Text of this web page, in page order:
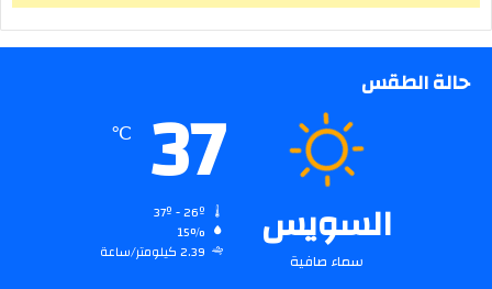
حالة الطقس
السويس
سماء صافية
37
℃
15%
2.39 كيلومتر/ساعة